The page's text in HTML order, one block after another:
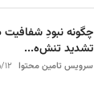
چگونه نبودِ
تشدید تنش‌ه...
سرویس تامین محتوا